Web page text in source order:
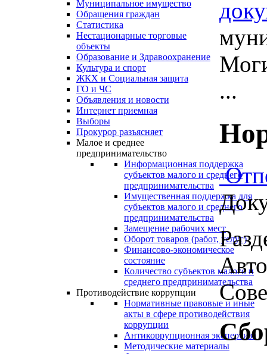
Муниципальное имущество
Обращения граждан
Статистика
Нестационарные торговые
объекты
Образование и Здравоохранение
Культура и спорт
ЖКХ и Социальная защита
ГО и ЧС
Объявления и новости
Интернет приемная
Выборы
Прокурор разъясняет
Малое и среднее
предпринимательство
Информационная поддержка
субъектов малого и среднего
предпринимательства
Имущественная поддержка для
субъектов малого и среднего
предпринимательства
Замещение рабочих мест
Оборот товаров (работ, услуг)
Финансово-экономическое
состояние
Количество субъектов малого и
среднего предпринимательства
Противодействие коррупции
Нормативные правовые и иные
акты в сфере противодействия
коррупции
Антикоррупционная экспертиза
Методические материалы
...